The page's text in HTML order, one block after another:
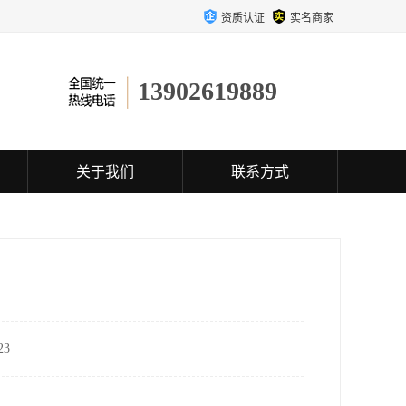
资质认证 实名商家
13902619889
关于我们 联系方式